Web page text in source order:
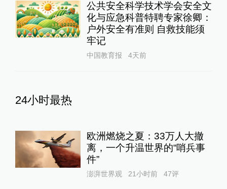
公共安全科学技术学会安全文
化与应急科普特聘专家徐卿：
户外安全有准则 自救技能须
牢记
中国教育报 4天前
24小时最热
欧洲燃烧之夏：33万人大撤
离，一个升温世界的“哨兵事
件”
澎湃世界观 21小时前 47评